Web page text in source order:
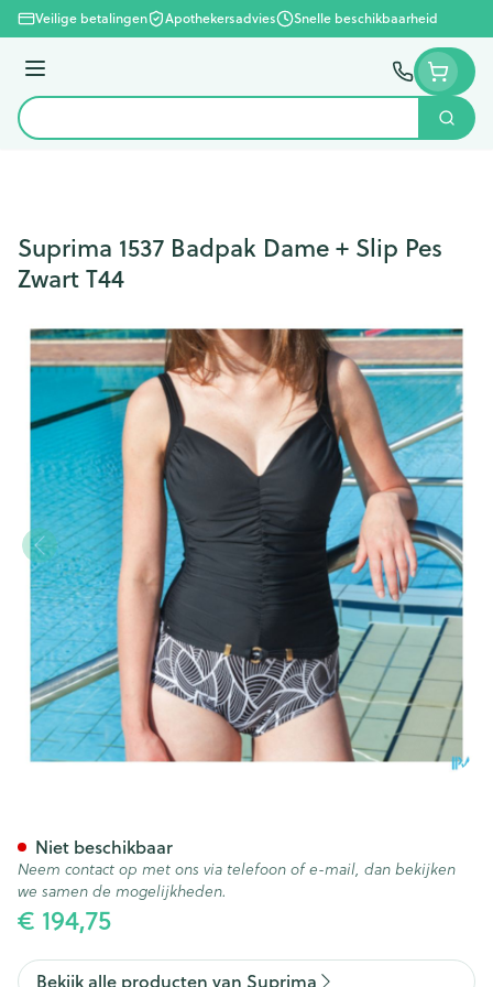
Ga naar de inhoud
Veilige betalingen Apothekersadvies Snelle beschikbaarheid
Menu
Product, merk, categorie...
Zoek
Suprima 1537 Badpak Dame + Slip Pes
Zwart T44
€ 194,75
Niet beschikbaar
Neem contact op met ons via telefoon of e-mail, dan bekijken
we samen de mogelijkheden.
Bekijk alle producten van Suprima